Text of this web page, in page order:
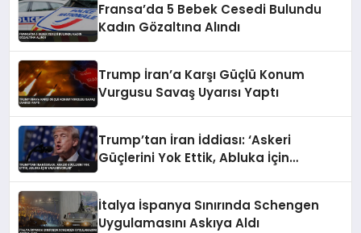
Fransa’da 5 Bebek Cesedi Bulundu
Kadın Gözaltına Alındı
Trump İran’a Karşı Güçlü Konum
Vurgusu Savaş Uyarısı Yaptı
Trump’tan İran İddiası: ‘Askeri
Güçlerini Yok Ettik, Abluka İçin
İtalya İspanya Sınırında Schengen
Uygulamasını Askıya Aldı